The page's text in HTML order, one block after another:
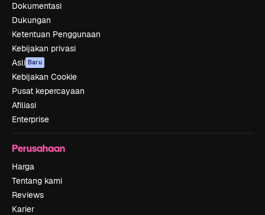
Dokumentasi
Dukungan
Ketentuan Penggunaan
Kebijakan privasi
Asli Baru
Kebijakan Cookie
Pusat kepercayaan
Afiliasi
Enterprise
Perusahaan
Harga
Tentang kami
Reviews
Karier